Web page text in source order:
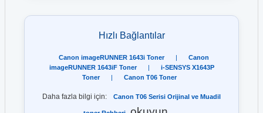
Hızlı Bağlantılar
Canon imageRUNNER 1643i Toner |
Canon
imageRUNNER 1643iF Toner
|
i-SENSYS X1643P
Toner
| Canon T06 Toner
Daha fazla bilgi için: Canon T06 Serisi Orijinal ve Muadil